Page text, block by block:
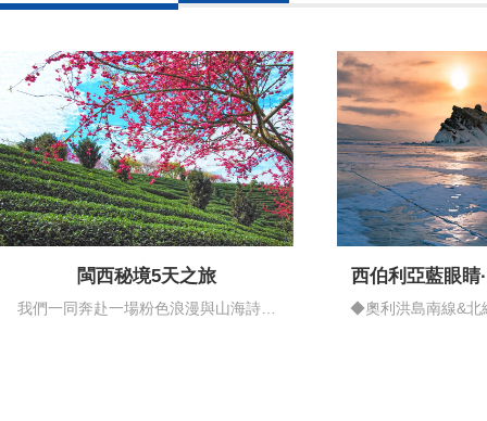
閩西秘境5天之旅
我們一同奔赴一場粉色浪漫與山海詩意
西伯利亞藍眼睛
情藍
◆奧利洪島南線&北